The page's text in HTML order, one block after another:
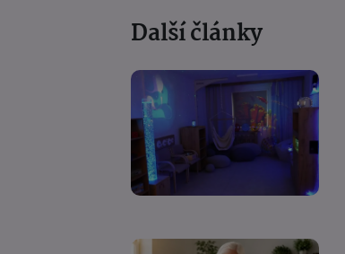
Další články